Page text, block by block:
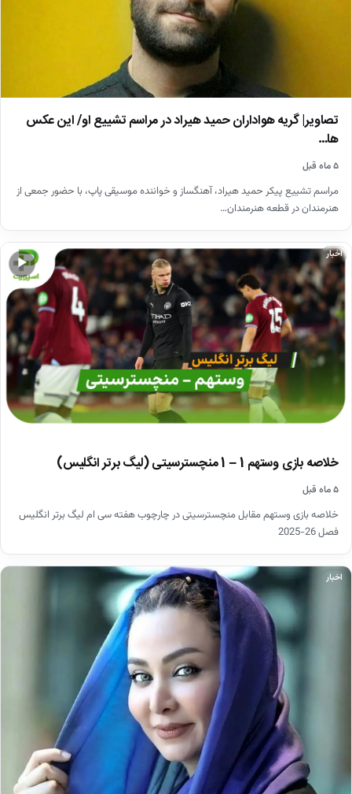
تصاویر| گریه هواداران حمید هیراد در مراسم تشییع او/ این عکس
ها…
۵ ماه قبل
مراسم تشییع پیکر حمید هیراد، آهنگساز و خواننده موسیقی پاپ، با حضور جمعی از
هنرمندان در قطعه هنرمندان…
▶
اخبار
خلاصه بازی وستهم 1 – 1 منچسترسیتی (لیگ برتر انگلیس)
۵ ماه قبل
خلاصه بازی وستهم مقابل منچسترسیتی در چارچوب هفته سی ام لیگ برتر انگلیس
فصل 26-2025
اخبار